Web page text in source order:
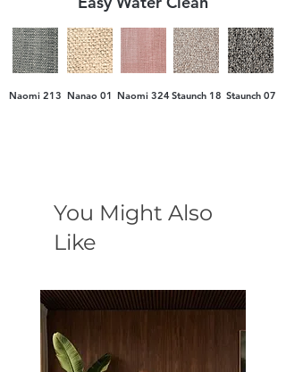
Staunch 07
Staunch 18
Naomi 324
Nanao 01
Naomi 213
You Might Also
Like